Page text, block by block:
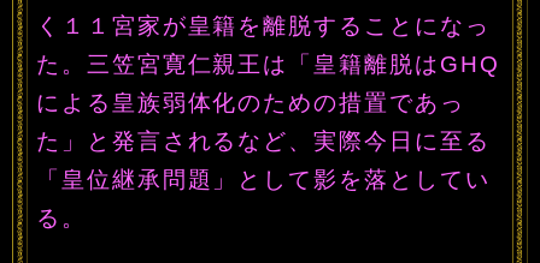
く１１宮家が皇籍を離脱することになっ
た。三笠宮寛仁親王は「皇籍離脱はGHQ
による皇族弱体化のための措置であっ
た」と発言されるなど、実際今日に至る
「皇位継承問題」として影を落としてい
る。